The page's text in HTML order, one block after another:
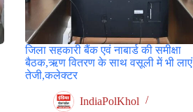
जिला सहकारी बैंक एवं नाबार्ड की समीक्षा
बैठक,ऋण वितरण के साथ वसूली में भी लाएं
तेजी,कलेक्टर
IndiaPolKhol